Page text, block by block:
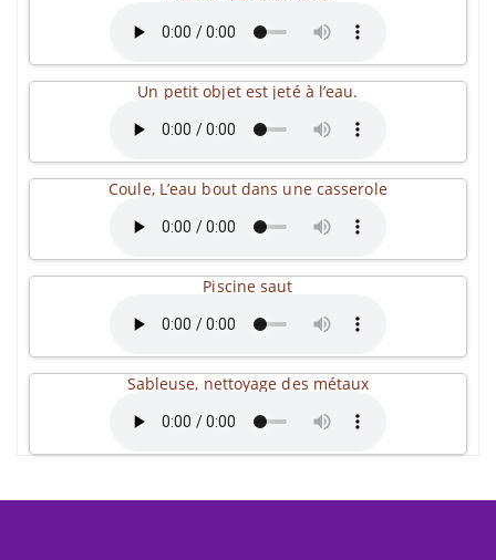
Un petit objet est jeté à l’eau.
Coule, L’eau bout dans une casserole
Piscine saut
Sableuse, nettoyage des métaux